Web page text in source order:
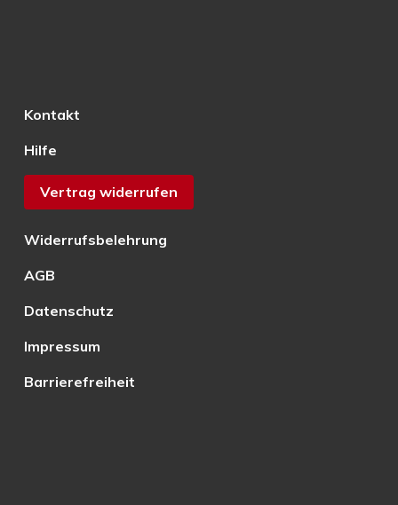
Kontakt
Hilfe
Vertrag widerrufen
Widerrufsbelehrung
AGB
Datenschutz
Impressum
Barrierefreiheit